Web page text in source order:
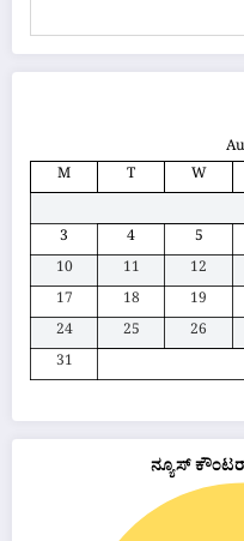
M
T W
3
4 5
10
11 12
17
18 19
24
25 26
31
ನ್ಯೂಸ್ ಕೌಂಟರ್